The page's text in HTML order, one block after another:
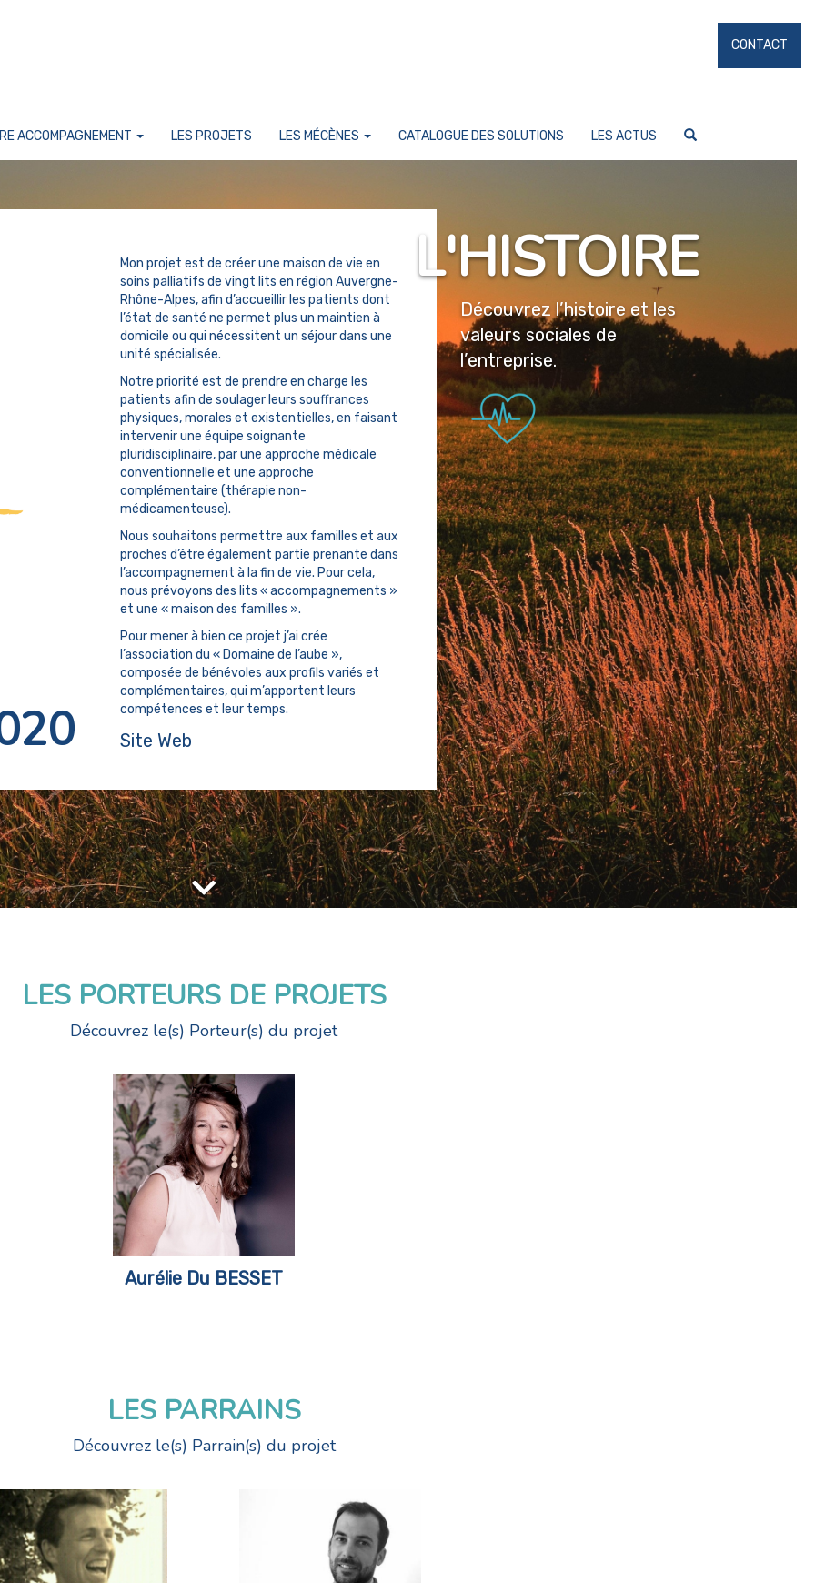
CONTACT
ACCOMPAGNEMENT LES PROJETS LES MÉCÈNES CATALOGUE DES SOLUTIONS LES ACTUS
Mon projet est de créer une maison de vie en
soins palliatifs de vingt lits en région Auvergne-
Rhône-Alpes, afin d’accueillir les patients dont
l’état de santé ne permet plus un maintien à
domicile ou qui nécessitent un séjour dans une
unité spécialisée.
Notre priorité est de prendre en charge les
patients afin de soulager leurs souffrances
physiques, morales et existentielles, en faisant
intervenir une équipe soignante
pluridisciplinaire, par une approche médicale
conventionnelle et une approche
complémentaire (thérapie non-
médicamenteuse).
Nous souhaitons permettre aux familles et aux
proches d’être également partie prenante dans
l’accompagnement à la fin de vie. Pour cela,
nous prévoyons des lits « accompagnements »
et une « maison des familles ».
Pour mener à bien ce projet j’ai crée
l’association du « Domaine de l’aube »,
composée de bénévoles aux profils variés et
complémentaires, qui m’apportent leurs
compétences et leur temps.
Site Web
L'HISTOIRE
Découvrez l’histoire et les
valeurs sociales de
l’entreprise.
LES PORTEURS DE PROJETS
Découvrez le(s) Porteur(s) du projet
Aurélie Du BESSET
LES PARRAINS
Découvrez le(s) Parrain(s) du projet